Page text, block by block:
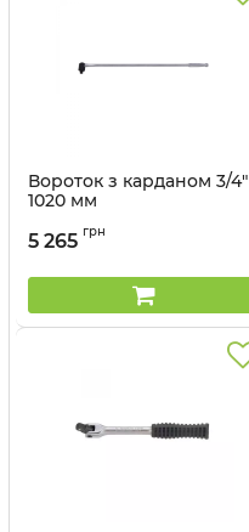
Вороток з карданом 3/4"
1020 мм
5 265 грн